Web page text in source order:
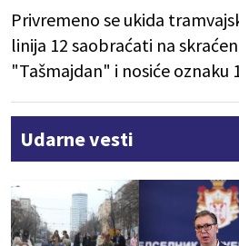
Privremeno se ukida
linija 12 saobraćati na
"Tašmajdan" i nosiće oznaku
Udarne vesti